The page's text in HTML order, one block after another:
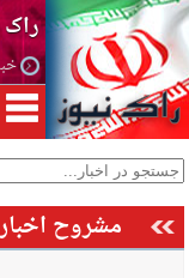
راک
مشروح اخبار